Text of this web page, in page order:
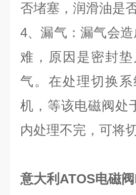
否堵塞，润滑油是
4、漏气：漏气会
难，原因是密封
气。在处理切换
机，等该电磁阀处
内处理不完，可将
意大利ATOS电磁